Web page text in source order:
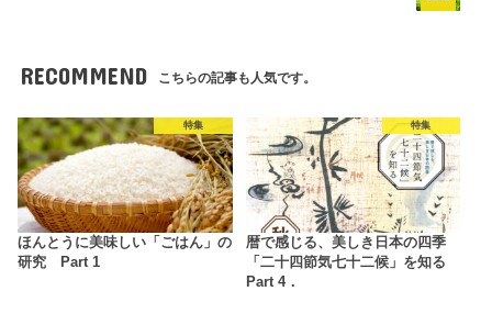
RECOMMEND こちらの記事も人気です。
特集
ほんとうに美味しい「ごはん」の
研究 Part 1
特集
暦で感じる、美しき日本の四季
「二十四節気七十二候」を知る
Part 4．